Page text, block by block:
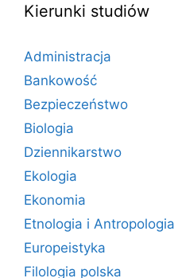
Kierunki studiów
Administracja
Bankowość
Bezpieczeństwo
Biologia
Dziennikarstwo
Ekologia
Ekonomia
Etnologia i
Europeistyka
Filologia polska